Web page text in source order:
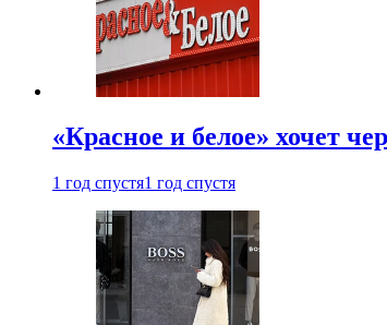
«Красное и белое» хочет
1 год спустя1 год спустя